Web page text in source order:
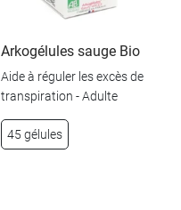
Arkogélules sauge Bio
Aide à réguler les excès de
transpiration - Adulte
45 gélules